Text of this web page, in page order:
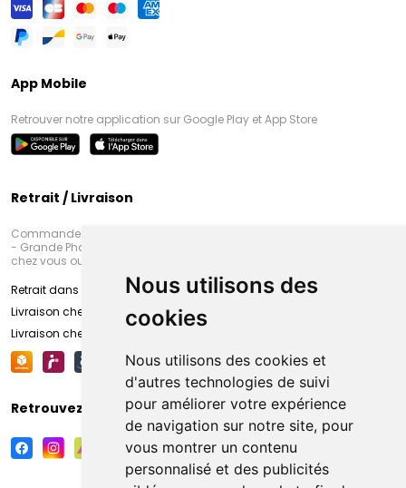
Nous utilisons des
cookies
Nous utilisons des cookies et
d'autres technologies de suivi
pour améliorer votre expérience
de navigation sur notre site, pour
vous montrer un contenu
personnalisé et des publicités
App Mobile
Retrouver notre application sur Google Play et App Store
Retrait / Livraison
Commandez en ligne et venez chercher votre commande à Amiens
- Grande Pharmacie d’Amiens (Fachon) ou recevez-là rapidement
chez vous ou en point retrait
Retrait dans la pharmacie d’Amiens
Livraison chez vous
Livraison chez votre commerçant
Retrouvez-nous sur vos réseaux sociaux